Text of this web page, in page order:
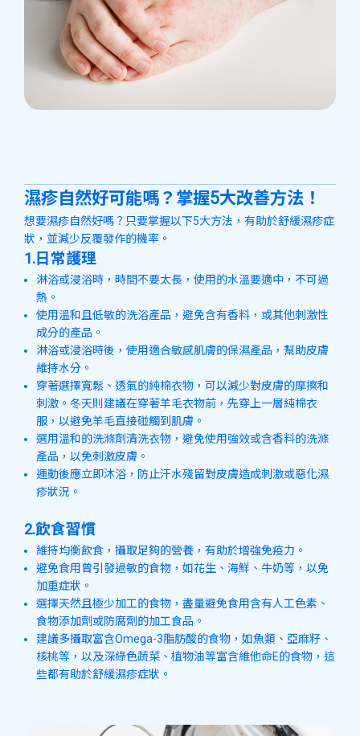
濕疹自然好可能嗎？掌握5大改善方法！
想要濕疹自然好嗎？只要掌握以下5大方法，有助於舒緩濕疹症
狀，並減少反覆發作的機率。
1.日常護理
淋浴或浸浴時，時間不要太長，使用的水溫要適中，不可過
熱。
使用溫和且低敏的洗浴產品，避免含有香料，或其他刺激性
成分的產品。
淋浴或浸浴時後，使用適合敏感肌膚的保濕產品，幫助皮膚
維持水分。
穿著選擇寬鬆、透氣的純棉衣物，可以減少對皮膚的摩擦和
刺激。冬天則建議在穿著羊毛衣物前，先穿上一層純棉衣
服，以避免羊毛直接碰觸到肌膚。
選用溫和的洗滌劑清洗衣物，避免使用強效或含香料的洗滌
產品，以免刺激皮膚。
運動後應立即沐浴，防止汗水殘留對皮膚造成刺激或惡化濕
疹狀況。
2.飲食習慣
維持均衡飲食，攝取足夠的營養，有助於增強免疫力。
避免食用曾引發過敏的食物，如花生、海鮮、牛奶等，以免
加重症狀。
選擇天然且極少加工的食物，盡量避免食用含有人工色素、
食物添加劑或防腐劑的加工食品。
建議多攝取富含Omega-3脂肪酸的食物，如魚類、亞麻籽、
核桃等，以及深綠色蔬菜、植物油等富含維他命E的食物，這
些都有助於舒緩濕疹症狀。